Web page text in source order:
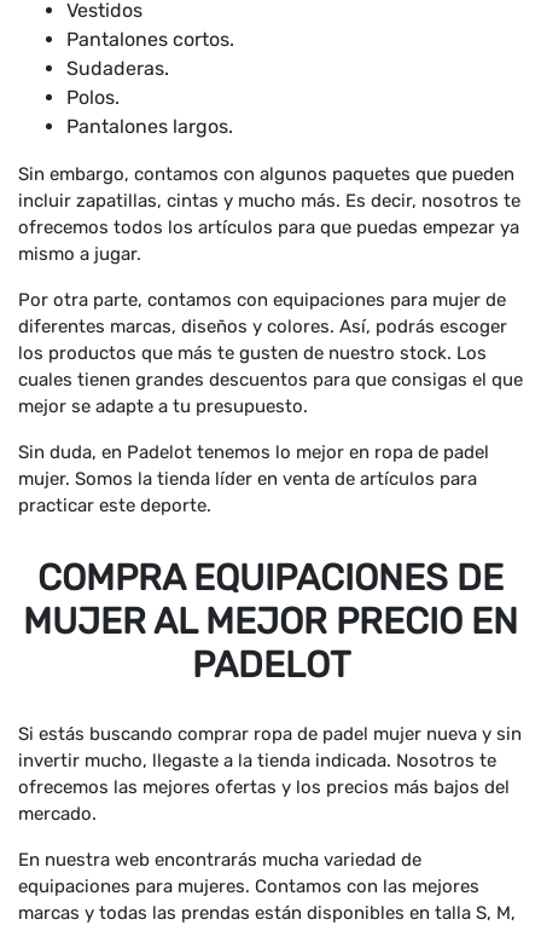
Vestidos
Pantalones cortos.
Sudaderas.
Polos.
Pantalones largos.
Sin embargo, contamos con algunos paquetes que pueden
incluir zapatillas, cintas y mucho más. Es decir, nosotros te
ofrecemos todos los artículos para que puedas empezar ya
mismo a jugar.
Por otra parte, contamos con equipaciones para mujer de
diferentes marcas, diseños y colores. Así, podrás escoger
los productos que más te gusten de nuestro stock. Los
cuales tienen grandes descuentos para que consigas el que
mejor se adapte a tu presupuesto.
Sin duda, en Padelot tenemos lo mejor en ropa de padel
mujer. Somos la tienda líder en venta de artículos para
practicar este deporte.
COMPRA EQUIPACIONES DE
MUJER AL MEJOR PRECIO EN
PADELOT
Si estás buscando comprar ropa de padel mujer nueva y sin
invertir mucho, llegaste a la tienda indicada. Nosotros te
ofrecemos las mejores ofertas y los precios más bajos del
mercado.
En nuestra web encontrarás mucha variedad de
equipaciones para mujeres. Contamos con las mejores
marcas y todas las prendas están disponibles en talla S, M,